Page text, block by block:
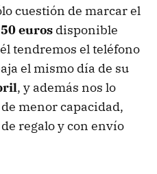
cuestión de marcar el
euros disponible
tendremos el teléfono
el mismo día de su
, y además nos lo
menor capacidad,
regalo y con envío